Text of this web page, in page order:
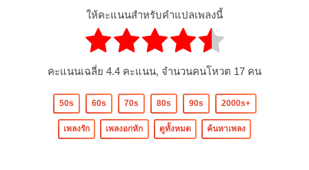
ให้คะแนนสำหรับคำแปลเพลงนี้
คะแนนเฉลี่ย 4.4 คะแนน, จำนวนคนโหวต 17 คน
50s 60s 70s 80s 90s 2000s+
เพลงรัก เพลงอกหัก ดูทั้งหมด ค้นหาเพลง